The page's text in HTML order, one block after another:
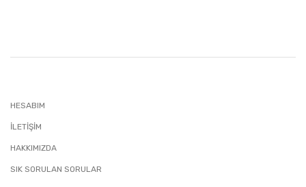
HESABIM
İLETIŞIM
HAKKIMIZDA
SIK SORULAN SORULAR